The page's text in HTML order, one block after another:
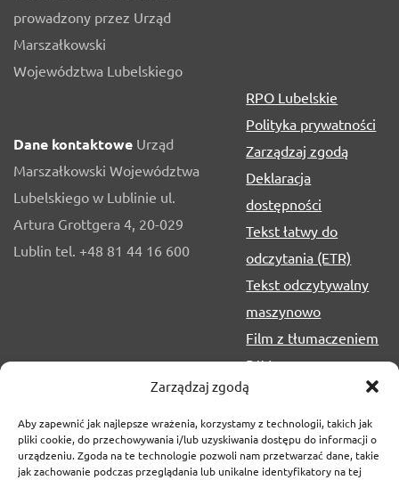
Zarządzaj zgodą
Aby zapewnić jak najlepsze wrażenia, korzystamy z technologii, takich jak
pliki cookie, do przechowywania i/lub uzyskiwania dostępu do informacji o
urządzeniu. Zgoda na te technologie pozwoli nam przetwarzać dane, takie
jak zachowanie podczas przeglądania lub unikalne identyfikatory na tej
prowadzony przez Urząd
Marszałkowski
Województwa Lubelskiego
Dane kontaktowe Urząd
Marszałkowski Województwa
Lubelskiego w Lublinie ul.
Artura Grottgera 4, 20-029
Lublin tel. +48 81 44 16 600
RPO Lubelskie
Polityka prywatności
Zarządzaj zgodą
Deklaracja
dostępności
Tekst łatwy do
odczytania (ETR)
Tekst odczytywalny
maszynowo
Film z tłumaczeniem
PJM